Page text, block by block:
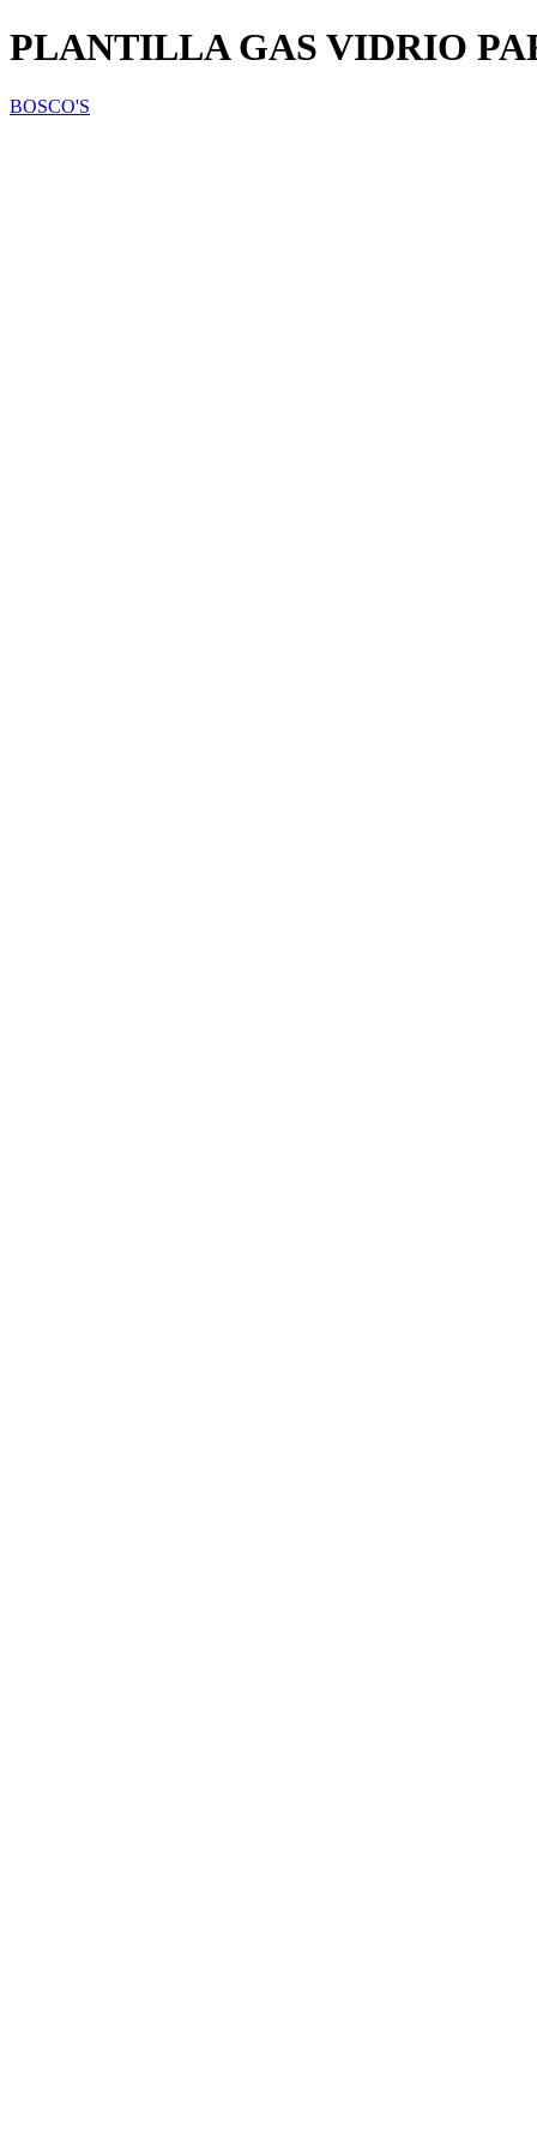
PLANTILLA GAS VIDRIO
BOSCO'S